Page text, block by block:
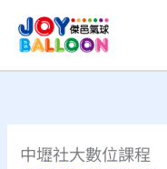
中壢社大數位課程